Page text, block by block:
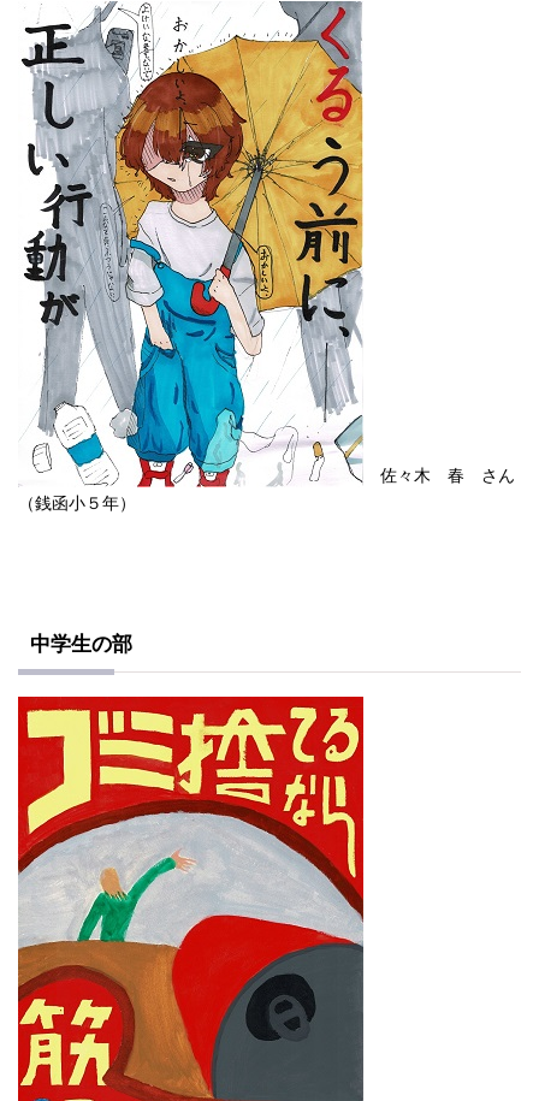
佐々木 春 さん
（銭函小５年）
中学生の部